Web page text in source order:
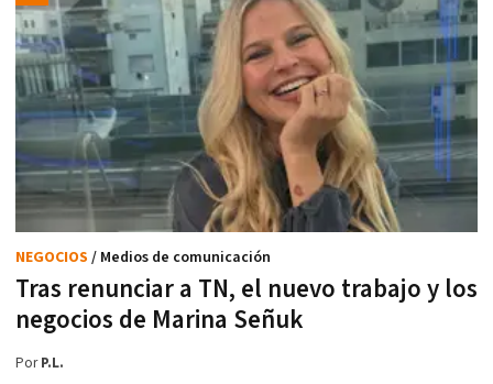
Tras renunciar a TN, el nuevo trabajo y los
negocios de Marina Señuk
NEGOCIOS / Medios de comunicación
PorP.L.